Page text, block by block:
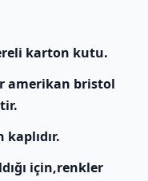
karton kutu.
amerikan bristol
için,renkler